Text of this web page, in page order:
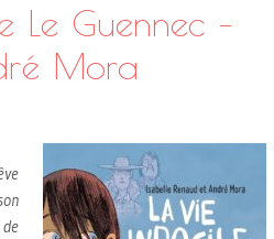
Le Guennec –
Mora